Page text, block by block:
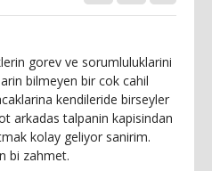
gorev ve sorumluluklarini
bilmeyen bir cok cahil
kendileride birseyler
arkadas talpanin kapisindan
kolay geliyor sanirim.
bi zahmet.